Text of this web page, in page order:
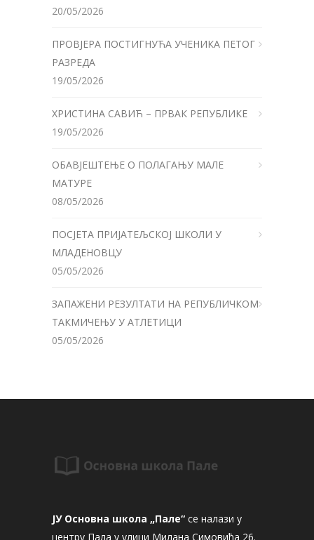
20/05/2026
ПРОВЈЕРА ПОСТИГНУЋА УЧЕНИКА ПЕТОГ
РАЗРЕДА
19/05/2026
ХРИСТИНА САВИЋ – ПРВАК РЕПУБЛИКЕ
19/05/2026
ОБАВЈЕШТЕЊЕ О ПОЛАГАЊУ МАЛЕ
МАТУРЕ
08/05/2026
ПОСЈЕТА ПРИЈАТЕЉСКОЈ ШКОЛИ У
МЛАДЕНОВЦУ
05/05/2026
ЗАПАЖЕНИ РЕЗУЛТАТИ НА РЕПУБЛИЧКОМ
ТАКМИЧЕЊУ У АТЛЕТИЦИ
05/05/2026
ЈУ Основна школа „Пале“ се налази у
центру Пала у улици Милана Симовића 26.